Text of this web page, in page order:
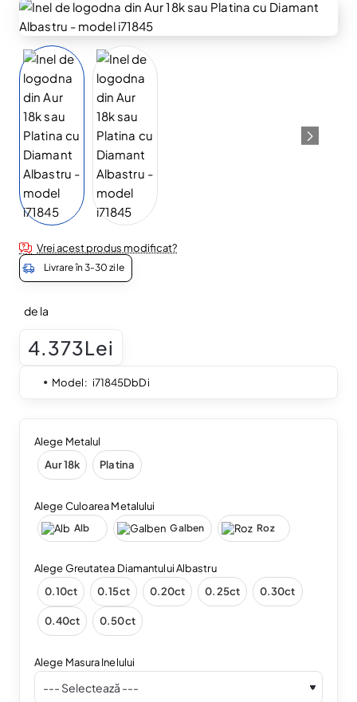
Vrei acest produs modificat?
Livrare în 3-30 zile
de la
4.373Lei
Model: i71845DbDi
Alege Metalul
Aur 18k
Platina
Alege Culoarea Metalului
Alb Galben Roz
Alege Greutatea Diamantului Albastru
0.10ct
0.15ct 0.20ct 0.25ct 0.30ct
0.40ct 0.50ct
Alege Masura Inelului